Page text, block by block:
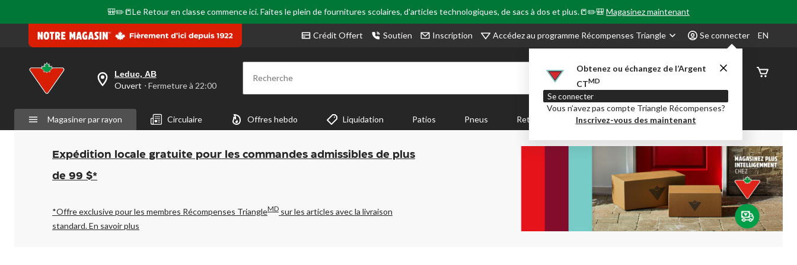
🎒✏️📒Le Retour en classe commence ici. Faites le plein de fournitures scolaires, d'articles technologiques, de sacs à dos et plus.📒✏️🎒Magasinez maintenant
Crédit Offert Soutien Inscription Accédez au programme Récompenses Triangle Se connecter
Obtenez ou échangez de l’Argent
CTMD
Se connecter
Vous n’avez pas compte Triangle Récompenses?
Inscrivez-vous des maintenant
EN
votre
est
Leduc,
AB,
Ouvert,
Fermeture
à
pour
changer
Leduc, AB
Ouvert ⋅ Fermeture à 22:00 Recherche
État de
Magasiner par rayon Circulaire Offres hebdo Liquidation Patios Pneus Retour en Classe Party City Centre-auto
Expédition locale gratuite pour les commandes admissibles de plus
de 99 $*
*Offre exclusive pour les membres Récompenses TriangleMD sur les articles avec la livraison
standard.En savoir plus